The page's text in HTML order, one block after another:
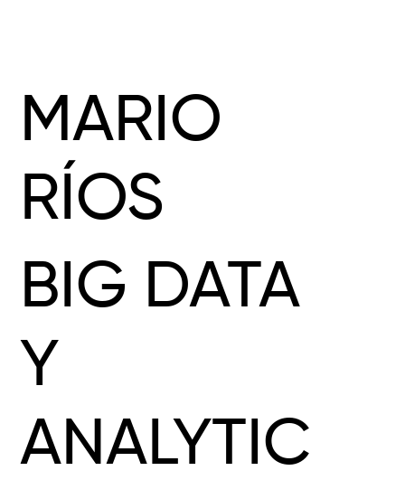
MARIO
RÍOS
BIG DATA
Y
ANALYTIC